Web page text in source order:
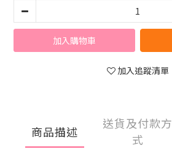
加入購物車
加入追蹤清單
商品描述
送貨及付款方
式